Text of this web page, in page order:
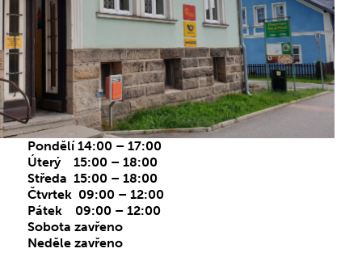
Pondělí 14:00 – 17:00
Úterý 15:00 – 18:00
Středa 15:00 – 18:00
Čtvrtek 09:00 – 12:00
Pátek 09:00 – 12:00
Sobota zavřeno
Neděle zavřeno